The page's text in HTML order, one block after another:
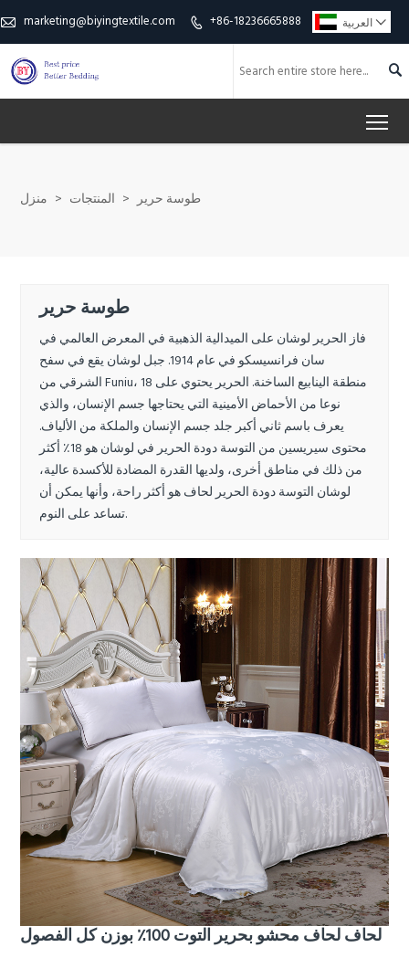
 marketing@biyingtextile.com  +86-18236665888 العربية 

منزل > المنتجات > طوسة حرير
طوسة حرير
فاز الحرير لوشان على الميدالية الذهبية في المعرض العالمي في
سان فرانسيسكو في عام 1914. جبل لوشان يقع في سفح
الشرقي من Funiu، منطقة الينابيع الساخنة. الحرير يحتوي على 18
نوعا من الأحماض الأمينية التي يحتاجها جسم الإنسان، والذي
يعرف باسم ثاني أكبر جلد جسم الإنسان والملكة من الألياف.
محتوى سيريسين من التوسة دودة الحرير في لوشان هو 18٪ أكثر
من ذلك في مناطق أخرى، ولديها القدرة المضادة للأكسدة عالية،
لوشان التوسة دودة الحرير لحاف هو أكثر راحة، وأنها يمكن أن
تساعد على النوم.
لحاف لحاف محشو بحرير التوت 100٪ بوزن كل الفصول